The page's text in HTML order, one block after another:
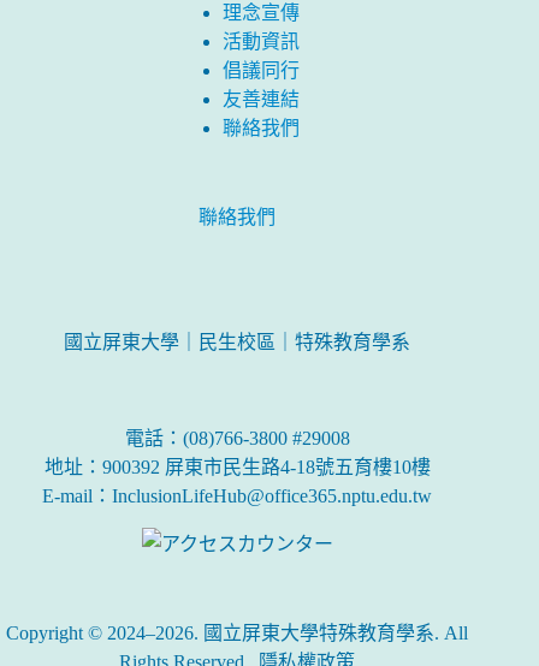
理念宣傳
活動資訊
倡議同行
友善連結
聯絡我們
聯絡我們
國立屏東大學｜民生校區｜特殊教育學系
電話：(08)766-3800 #29008
地址：900392 屏東市民生路4-18號五育樓10樓
E-mail：InclusionLifeHub@office365.nptu.edu.tw
Copyright © 2024–2026. 國立屏東大學特殊教育學系. All